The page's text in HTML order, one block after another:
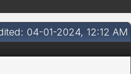
04-01-2024, 12:12 AM